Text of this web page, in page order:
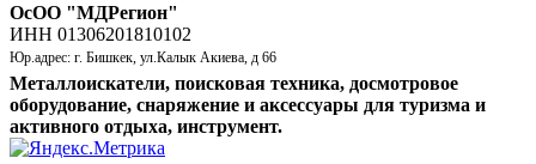
ОсОО "МДРегион"
ИНН 01306201810102
Юр.адрес: г. Бишкек, ул.Калык Акиева, д 66
Металлоискатели, поисковая техника, досмотровое
оборудование, снаряжение и аксессуары для туризма и
активного отдыха, инструмент.